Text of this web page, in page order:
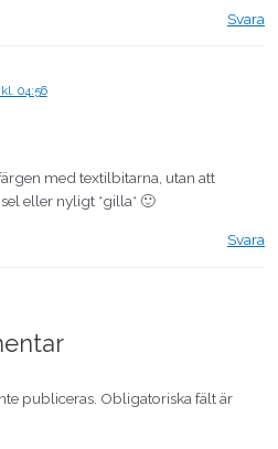
Svara
04:56
med textilbitarna, utan att
eller nyligt *gilla* 🙂
Svara
publiceras. Obligatoriska fält är